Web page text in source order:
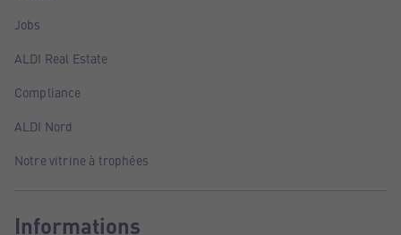
Jobs
ALDI Real Estate
Compliance
ALDI Nord
Notre vitrine à trophées
Informations